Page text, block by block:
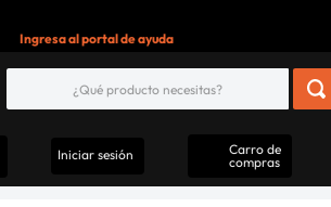
Ingresa al portal de ayuda
Iniciar sesión
Carro de
compras